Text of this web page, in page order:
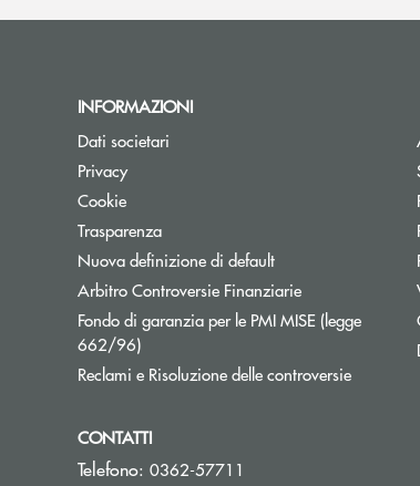
INFORMAZIONI
Dati societari
Privacy
Cookie
Trasparenza
Nuova definizione di default
Arbitro Controversie FinanziarieApre una nuova
Fondo di garanzia per le PMI MISE (legge
662/96)Apre una nuova finestra
Reclami e Risoluzione delle controversieApre una
CONTATTI
Telefono: 0362-57711